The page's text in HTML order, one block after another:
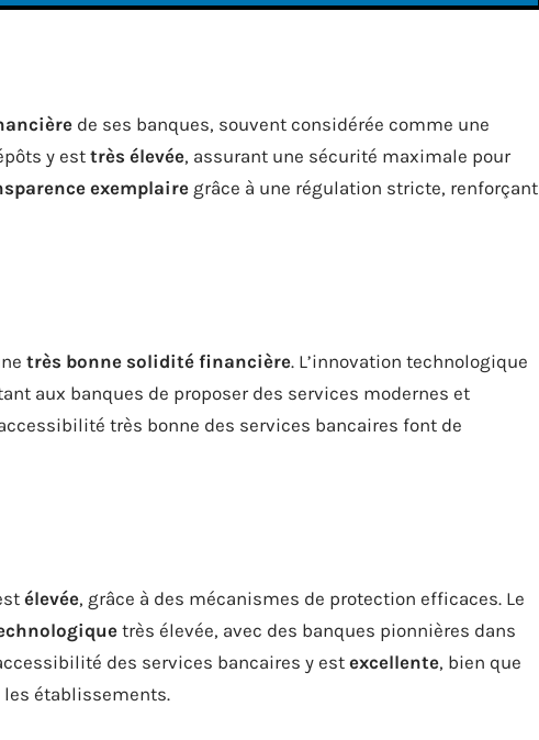
de ses banques, souvent considérée comme une
y est très élevée, assurant une sécurité maximale pour
exemplaire grâce à une régulation stricte, renforçant
très bonne solidité financière. L’innovation technologique
aux banques de proposer des services modernes et
très bonne des services bancaires font de
élevée, grâce à des mécanismes de protection efficaces. Le
très élevée, avec des banques pionnières dans
des services bancaires y est excellente, bien que
établissements.